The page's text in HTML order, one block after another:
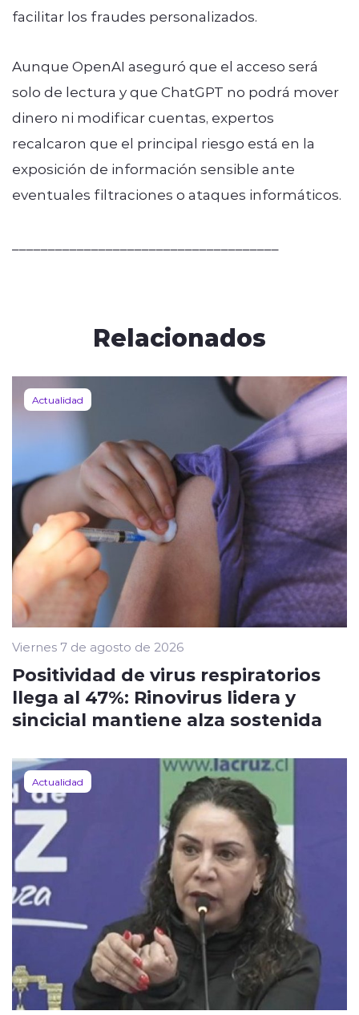
facilitar los fraudes personalizados.
Aunque OpenAI aseguró que el acceso será
solo de lectura y que ChatGPT no podrá mover
dinero ni modificar cuentas, expertos
recalcaron que el principal riesgo está en la
exposición de información sensible ante
eventuales filtraciones o ataques informáticos.
Relacionados
Actualidad
Viernes 7 de agosto de 2026
Positividad de virus respiratorios
llega al 47%: Rinovirus lidera y
sincicial mantiene alza sostenida
Actualidad